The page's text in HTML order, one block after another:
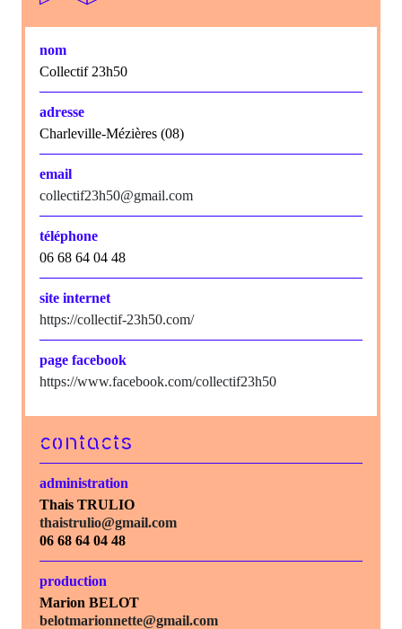
nom
Collectif 23h50
adresse
Charleville-Mézières (08)
email
collectif23h50@gmail.com
téléphone
06 68 64 04 48
site internet
https://collectif-23h50.com/
page facebook
https://www.facebook.com/collectif23h50
contacts
administration
Thais TRULIO
thaistrulio@gmail.com
06 68 64 04 48
production
Marion BELOT
belotmarionnette@gmail.com